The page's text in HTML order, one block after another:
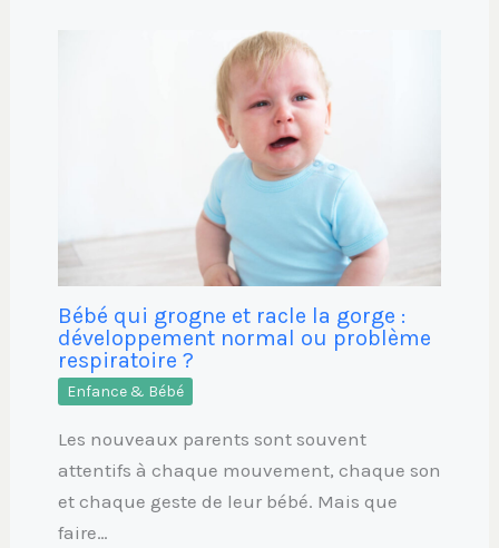
Bébé qui grogne et racle la gorge :
développement normal ou problème
respiratoire ?
Enfance & Bébé
Les nouveaux parents sont souvent
attentifs à chaque mouvement, chaque son
et chaque geste de leur bébé. Mais que
faire…